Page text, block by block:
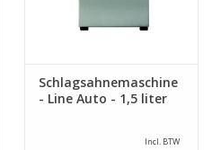
Schlagsahnemaschine
- Line Auto - 1,5 liter
Incl. BTW